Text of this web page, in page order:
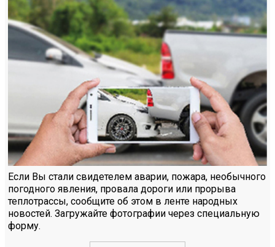
Если Вы стали свидетелем аварии, пожара, необычного
погодного явления, провала дороги или прорыва
теплотрассы, сообщите об этом в ленте народных
новостей. Загружайте фотографии через специальную
форму.